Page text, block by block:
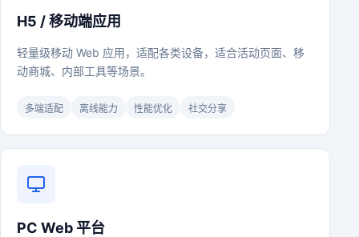
H5 / 移动端应用
轻量级移动 Web 应用，适配各类设备，适合活动页面、移
动商城、内部工具等场景。
多端适配 离线能力 性能优化 社交分享
PC Web 平台